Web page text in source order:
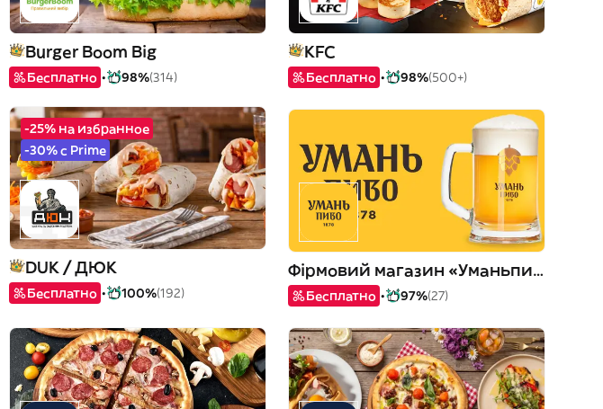
Burger Boom Big
Бесплатно 98%(314)
KFC
Бесплатно 98%(500+)
-25% на избранное
-30% с Prime
DUK / ДЮК
Бесплатно 100%(192)
Фірмовий магазин «Уманьпиво»
Бесплатно 97%(27)